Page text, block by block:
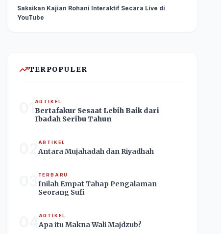
Saksikan Kajian Rohani Interaktif Secara Live di
YouTube
TERPOPULER
ARTIKEL
Bertafakur Sesaat Lebih Baik dari
Ibadah Seribu Tahun
ARTIKEL
Antara Mujahadah dan Riyadhah
TERBARU
Inilah Empat Tahap Pengalaman
Seorang Sufi
ARTIKEL
Apa itu Makna Wali Majdzub?